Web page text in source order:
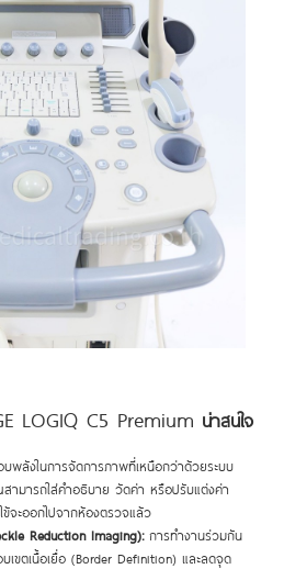
LOGIQ C5 Premium น่าสนใจ
พลังในการจัดการภาพที่เหนือกว่าด้วยระบบ
ามารถใส่คำอธิบาย วัดค่า หรือปรับแต่งค่า
จะออกไปจากห้องตรวจแล้ว
Reduction Imaging):การทำงานร่วมกัน
เขตเนื้อเยื่อ (Border Definition) และลดจุด